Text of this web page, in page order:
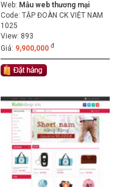
Web: Mẫu web thương mại
Code: TẬP ĐOÀN CK VIỆT NAM
1025
View: 893
Giá: 9,900,000 đ